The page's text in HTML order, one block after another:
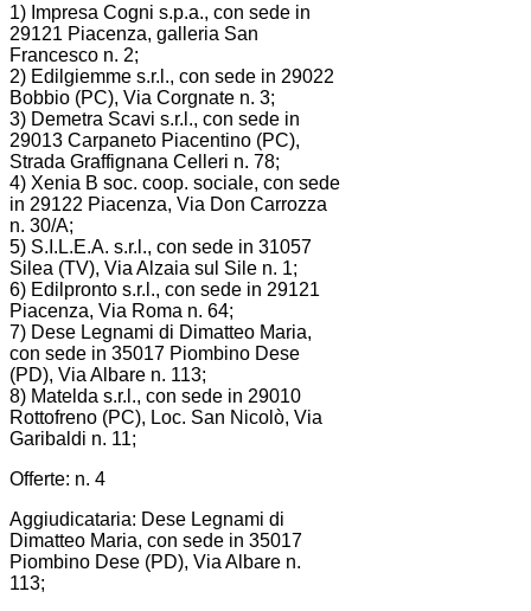
1) Impresa Cogni s.p.a., con sede in
29121 Piacenza, galleria San
Francesco n. 2;
2) Edilgiemme s.r.l., con sede in 29022
Bobbio (PC), Via Corgnate n. 3;
3) Demetra Scavi s.r.l., con sede in
29013 Carpaneto Piacentino (PC),
Strada Graffignana Celleri n. 78;
4) Xenia B soc. coop. sociale, con sede
in 29122 Piacenza, Via Don Carrozza
n. 30/A;
5) S.I.L.E.A. s.r.l., con sede in 31057
Silea (TV), Via Alzaia sul Sile n. 1;
6) Edilpronto s.r.l., con sede in 29121
Piacenza, Via Roma n. 64;
7) Dese Legnami di Dimatteo Maria,
con sede in 35017 Piombino Dese
(PD), Via Albare n. 113;
8) Matelda s.r.l., con sede in 29010
Rottofreno (PC), Loc. San Nicolò, Via
Garibaldi n. 11;
Offerte: n. 4
Aggiudicataria: Dese Legnami di
Dimatteo Maria, con sede in 35017
Piombino Dese (PD), Via Albare n.
113;